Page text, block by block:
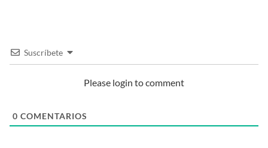
Suscríbete
Please login to comment
0 COMENTARIOS